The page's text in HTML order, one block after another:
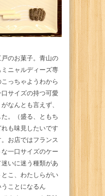
のお菓子。青山の
ニャルディーズ専
っちゃようわから
サイズの持つ可愛
なんとも言えず、
。（盛る、ともち
も味見したいです
お店ではフランス
一口サイズのケー
いに迷う種類があ
こ、わたしらがい
ことになるん